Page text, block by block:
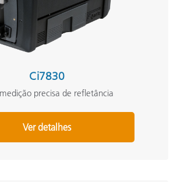
Ci7830
precisa de refletância
Ver detalhes